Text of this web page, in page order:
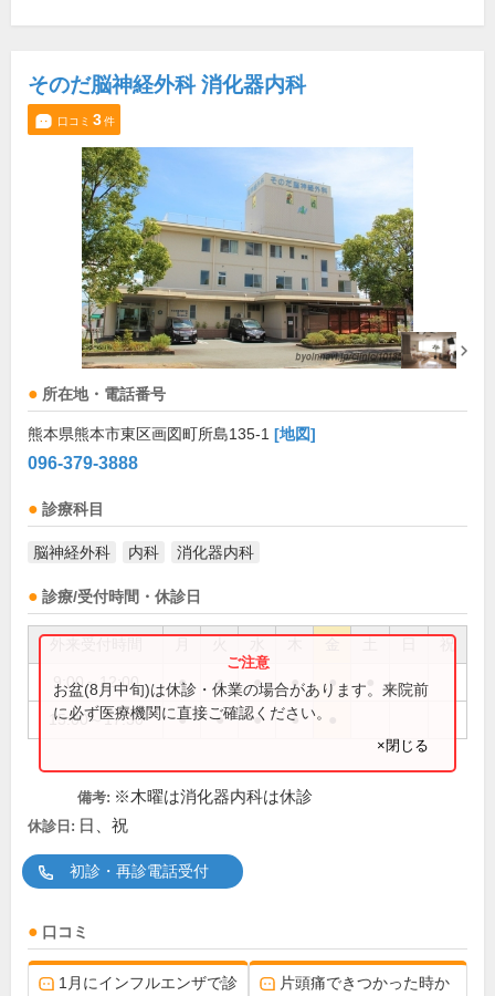
そのだ脳神経外科 消化器内科
口コミ 3件
所在地・電話番号
熊本県熊本市東区画図町所島135-1 [地図]
096-379-3888
診療科目
脳神経外科 内科 消化器内科
診療/受付時間・休診日
祝
9:00～12:00 ● ● ● ● ●
15:00～17:30 ● ● ● ●
お盆(8月中旬)は休診・休業の場合があります。来院前
に必ず医療機関に直接ご確認ください。
×閉じる
備考: ※木曜は消化器内科は休診
休診日: 日、祝
初診・再診電話受付
口コミ
1月にインフルエンザで診
片頭痛できつかった時か